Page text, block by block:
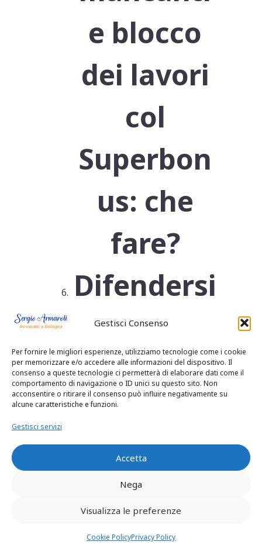
Gestisci Consenso
Per fornire le migliori esperienze, utilizziamo tecnologie come i cookie
per memorizzare e/o accedere alle informazioni del dispositivo. Il
consenso a queste tecnologie ci permetterà di elaborare dati come il
comportamento di navigazione o ID unici su questo sito. Non
acconsentire o ritirare il consenso può influire negativamente su
alcune caratteristiche e funzioni.
Gestisci servizi
Accetta
Nega
Visualizza le preferenze
Cookie PolicyPrivacy Policy
e blocco
dei lavori
col
Superbon
us: che
fare?
Difendersi
da abusi
edilizi
causati
dal
Superbon
us 110